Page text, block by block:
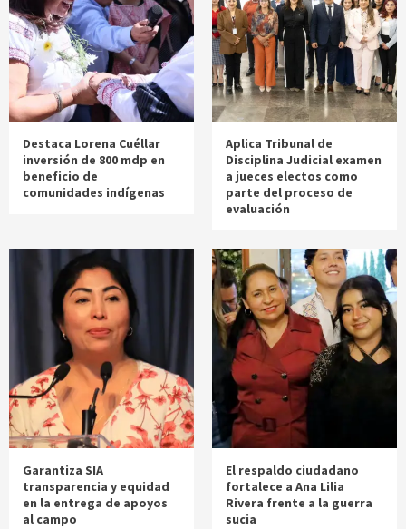
Destaca Lorena Cuéllar
inversión de 800 mdp en
beneficio de
comunidades indígenas
Aplica Tribunal de
Disciplina Judicial examen
a jueces electos como
parte del proceso de
evaluación
Garantiza SIA
transparencia y equidad
en la entrega de apoyos
al campo
El respaldo ciudadano
fortalece a Ana Lilia
Rivera frente a la guerra
sucia